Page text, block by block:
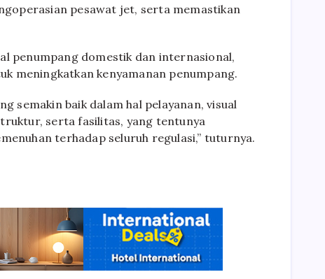
pesawat jet, serta memastikan
penumpang domestik dan internasional,
meningkatkan kenyamanan penumpang.
semakin baik dalam hal pelayanan, visual
serta fasilitas, yang tentunya
terhadap seluruh regulasi,” tuturnya.